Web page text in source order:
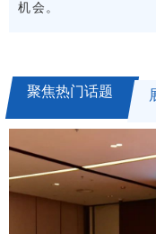
机会。
聚焦热门话题